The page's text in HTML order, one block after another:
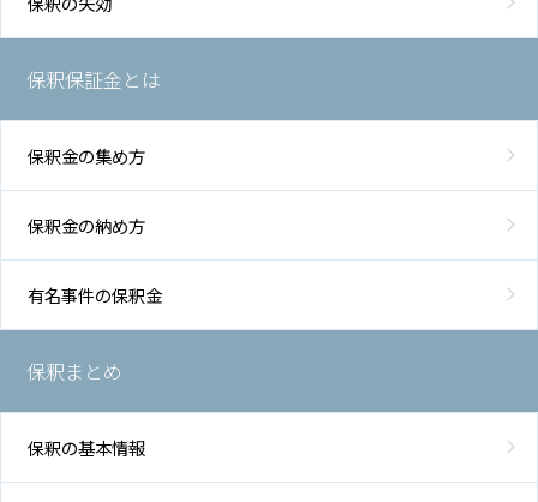
保釈保証金とは
保釈金の集め方
保釈金の納め方
有名事件の保釈金
保釈まとめ
保釈の基本情報